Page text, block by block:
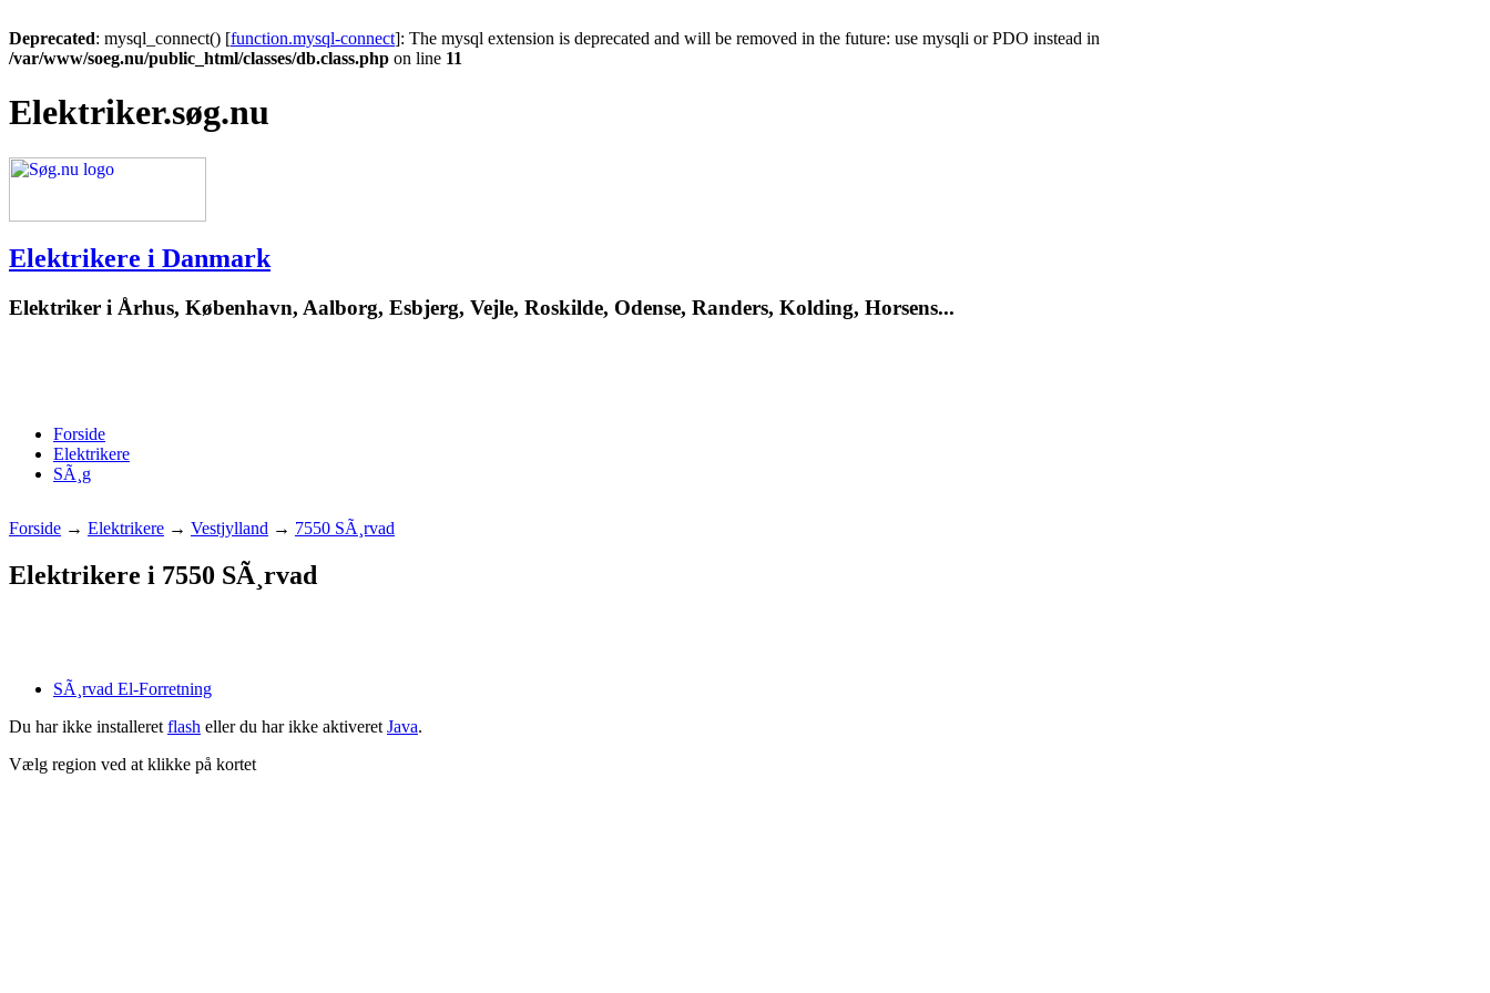
Deprecated: mysql_connect() [function.mysql-connect]: The mysql extension is deprecated and will be removed in the future: use mysqli or PDO instead in
/var/www/soeg.nu/public_html/classes/db.class.php on line 11
Elektriker.søg.nu
Elektrikere i Danmark
Elektriker i Århus, København, Aalborg, Esbjerg, Vejle, Roskilde, Odense, Randers, Kolding, Horsens...
Forside
Elektrikere
SÃ¸g
Forside → Elektrikere → Vestjylland → 7550 SÃ¸rvad
Elektrikere i 7550 SÃ¸rvad
SÃ¸rvad El-Forretning
Du har ikke installeret flash eller du har ikke aktiveret Java.
Vælg region ved at klikke på kortet